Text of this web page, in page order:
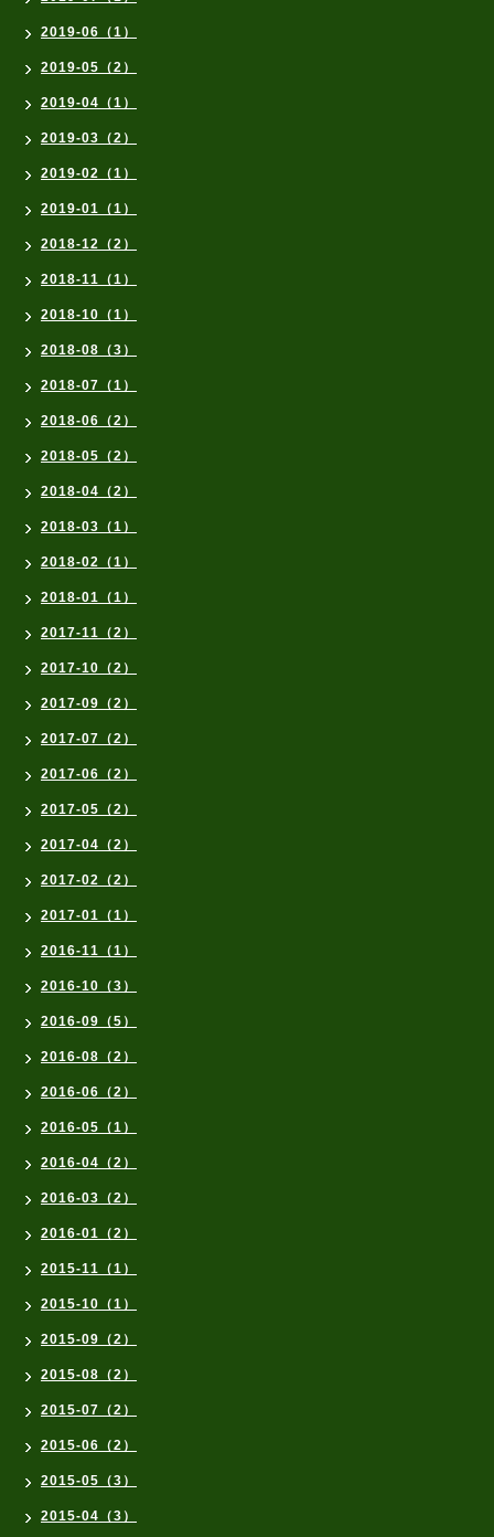
2019-06（1）
2019-05（2）
2019-04（1）
2019-03（2）
2019-02（1）
2019-01（1）
2018-12（2）
2018-11（1）
2018-10（1）
2018-08（3）
2018-07（1）
2018-06（2）
2018-05（2）
2018-04（2）
2018-03（1）
2018-02（1）
2018-01（1）
2017-11（2）
2017-10（2）
2017-09（2）
2017-07（2）
2017-06（2）
2017-05（2）
2017-04（2）
2017-02（2）
2017-01（1）
2016-11（1）
2016-10（3）
2016-09（5）
2016-08（2）
2016-06（2）
2016-05（1）
2016-04（2）
2016-03（2）
2016-01（2）
2015-11（1）
2015-10（1）
2015-09（2）
2015-08（2）
2015-07（2）
2015-06（2）
2015-05（3）
2015-04（3）